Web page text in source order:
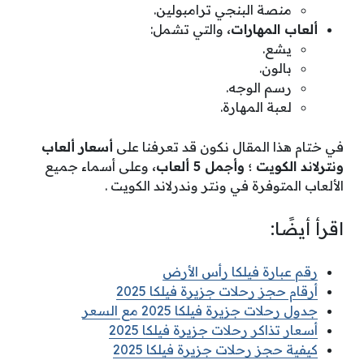
منصة البنجي ترامبولين.
ألعاب المهارات، والتي تشمل:
يشع.
بالون.
رسم الوجه.
لعبة المهارة.
في ختام هذا المقال نكون قد تعرفنا على أسعار ألعاب
ونترلاند الكويت ؛ وأجمل 5 ألعاب
، وعلى أسماء جميع
الألعاب المتوفرة في ونتر وندرلاند الكويت .
اقرأ أيضًا:
رقم عبارة فيلكا رأس الأرض
أرقام حجز رحلات جزيرة فيلكا 2025
جدول رحلات جزيرة فيلكا 2025 مع السعر
أسعار تذاكر رحلات جزيرة فيلكا 2025
كيفية حجز رحلات جزيرة فيلكا 2025